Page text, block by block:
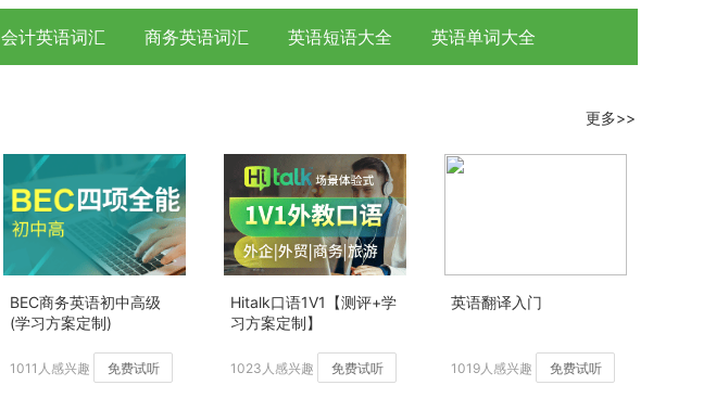
会计英语词汇 商务英语词汇 英语短语大全 英语单词大全
更多>>
BEC商务英语初中高级
(学习方案定制)
1011人感兴趣 免费试听
Hitalk口语1V1【测评+学
习方案定制】
1023人感兴趣 免费试听
英语翻译入门
1019人感兴趣 免费试听